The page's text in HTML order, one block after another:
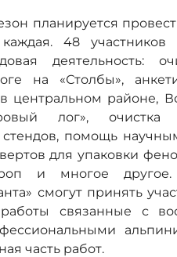
планируется
48 участников
деятельность:
на «Столбы»,
центральном районе,
лог», очистка
помощь
для упаковки
и многое
смогут принять
связанные с
часть работ.